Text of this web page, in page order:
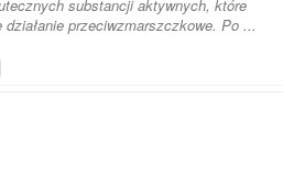
substancji aktywnych, które
przeciwzmarszczkowe. Po ...